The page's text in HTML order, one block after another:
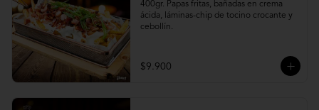
400gr. Papas fritas, bañadas en crema
ácida, láminas-chip de tocino crocante y
cebollín.
$9.900